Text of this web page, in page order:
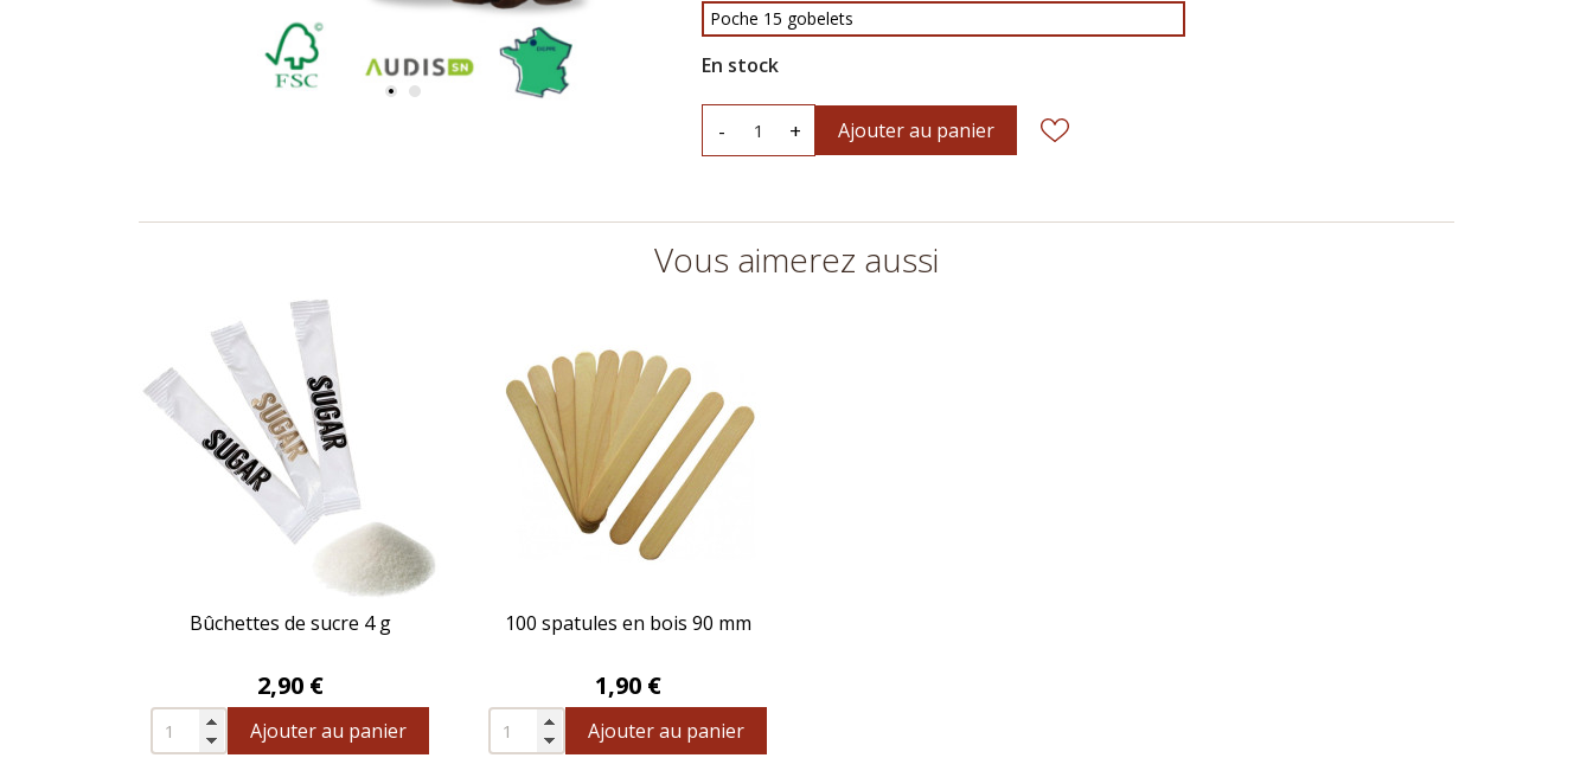
Poche 15 gobelets
- + Ajouter au panier
En stock
Vous aimerez aussi
Bûchettes de sucre 4 g
Prix
2,90 €
Ajouter au panier
100 spatules en bois 90 mm
Prix
1,90 €
Ajouter au panier